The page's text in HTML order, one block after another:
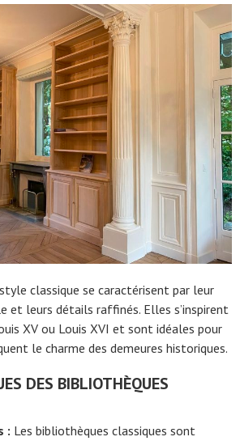
classique se caractérisent par leur
et leurs détails raffinés. Elles s’inspirent
XV ou Louis XVI et sont idéales pour
le charme des demeures historiques.
DES BIBLIOTHÈQUES
: Les bibliothèques classiques sont